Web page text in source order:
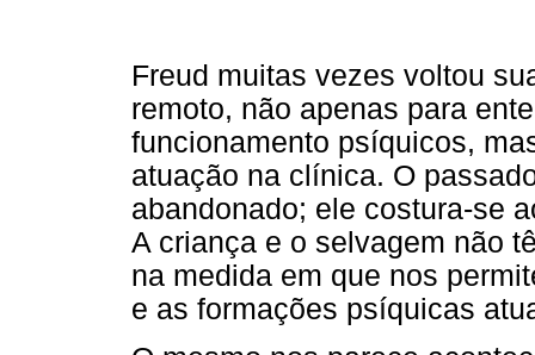
Freud muitas vezes voltou
remoto, não apenas para
funcionamento psíquicos,
atuação na clínica. O
abandonado; ele costura-se
A criança e o selvagem não
na medida em que nos
e as formações psíquicas